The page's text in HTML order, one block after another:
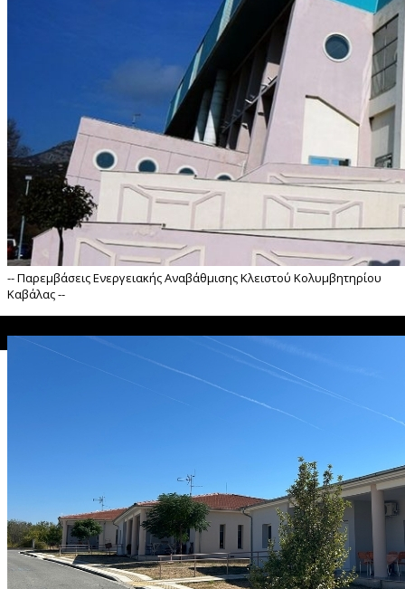
-- Παρεμβάσεις Ενεργειακής Αναβάθμισης Κλειστού Κολυμβητηρίου
Καβάλας --
--